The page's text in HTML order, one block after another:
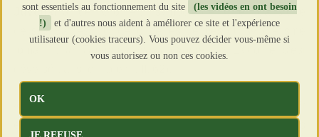
Juvénalfait de l’Oronte un symbole de l'Orient dans une
de ses Satires, qui dénonce les dérives du syncrétisme
in Tiberim defluxit Orontes , « L'Oronte s'est
« Je ne puis, Romains, supporter une Rome grecque ! Et
encore s'il n'y avait que les Grecs ! Depuis longtemps
sont essentiels au fonctionnement du site
(les vidéos en ont besoin
!)
et d'autres nous aident à améliorer ce site et l'expérience
utilisateur (cookies traceurs). Vous pouvez décider vous-même si
vous autorisez ou non ces cookies.
OK